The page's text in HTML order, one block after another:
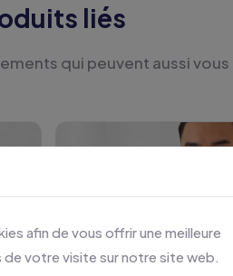
liés
qui peuvent aussi vous
afin de vous offrir une meilleure
de votre visite sur notre site web.